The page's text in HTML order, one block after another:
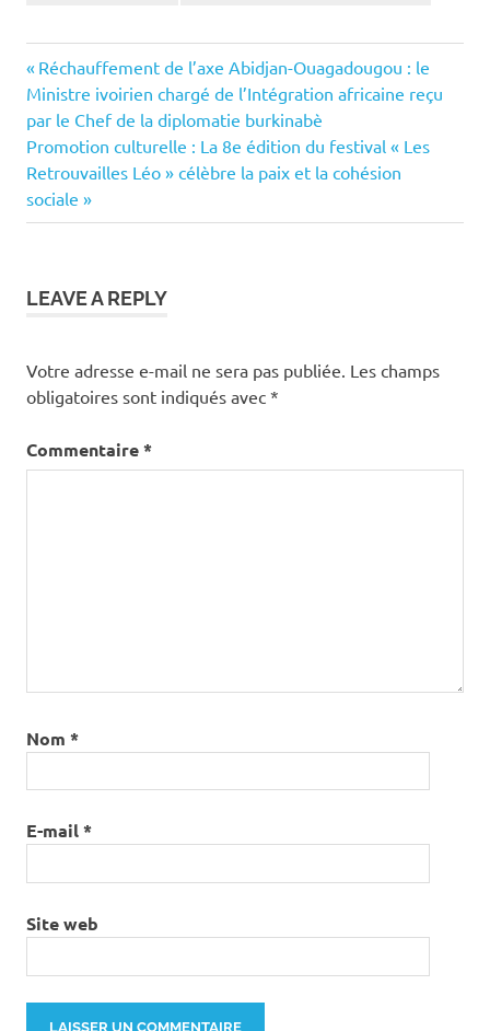
Navigation
de
l’article
Previous
Post:
Réchauffement de l’axe Abidjan-Ouagadougou : le
Ministre ivoirien chargé de l’Intégration africaine reçu
par le Chef de la diplomatie burkinabè
Next
Post:
Promotion culturelle : La 8e édition du festival « Les
Retrouvailles Léo » célèbre la paix et la cohésion
sociale
LEAVE A REPLY
Votre adresse e-mail ne sera pas publiée. Les champs
obligatoires sont indiqués avec *
Commentaire*
Nom *
E-mail*
Site web